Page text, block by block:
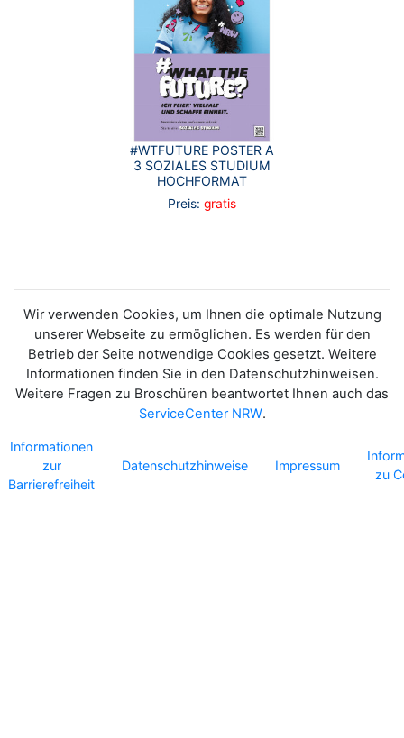
#WTFUTURE POSTER A
3 SOZIALES STUDIUM
HOCHFORMAT
Preis: gratis
Wir verwenden Cookies, um Ihnen die optimale Nutzung
unserer Webseite zu ermöglichen. Es werden für den
Betrieb der Seite notwendige Cookies gesetzt. Weitere
Informationen finden Sie in den Datenschutzhinweisen.
Weitere Fragen zu Broschüren beantwortet Ihnen auch das
ServiceCenter NRW.
Informationen
zur
Barrierefreiheit
Datenschutzhinweise Impressum
zu